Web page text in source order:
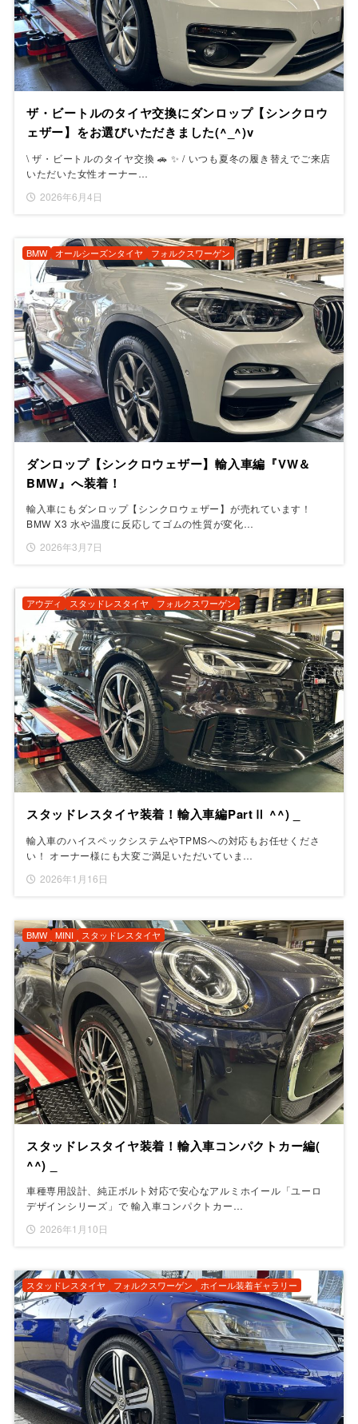
ザ・ビートルのタイヤ交換にダンロップ【シンクロウ
ェザー】をお選びいただきました(^_^)v
\ ザ・ビートルのタイヤ交換 🚗 ✨ / いつも夏冬の履き替えでご来店
いただいた女性オーナー…
2026年6月4日
ダンロップ【シンクロウェザー】輸入車編『VW＆
BMW』へ装着！
輸入車にもダンロップ【シンクロウェザー】が売れています！
BMW X3 水や温度に反応してゴムの性質が変化…
2026年3月7日
BMW オールシーズンタイヤ フォルクスワーゲン
スタッドレスタイヤ装着！輸入車編PartⅡ ^^) _
輸入車のハイスペックシステムやTPMSへの対応もお任せくださ
い！ オーナー様にも大変ご満足いただいていま…
2026年1月16日
アウディ スタッドレスタイヤ フォルクスワーゲン
スタッドレスタイヤ装着！輸入車コンパクトカー編(
^^) _
車種専用設計、純正ボルト対応で安心なアルミホイール「ユーロ
デザインシリーズ」で 輸入車コンパクトカー…
2026年1月10日
BMW MINI スタッドレスタイヤ
スタッドレスタイヤ フォルクスワーゲン ホイール装着ギャラリー